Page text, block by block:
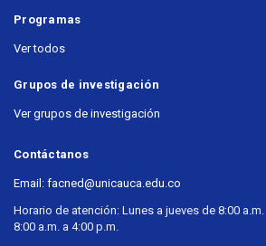
Programas
Ver todos
Grupos de investigación
Ver grupos de investigación
Contáctanos
Email: facned@unicauca.edu.co
Horario de atención: Lunes a jueves de 8:00
8:00 a.m. a 4:00 p.m.